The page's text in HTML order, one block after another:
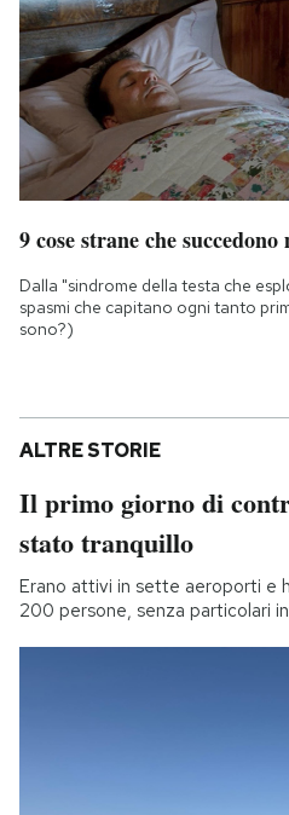
9 cose strane che
Dalla "sindrome della testa che
spasmi che capitano ogni tanto
sono?)
ALTRE STORIE
Il primo giorno di
stato tranquillo
Erano attivi in sette aeroporti e
200 persone, senza particolari